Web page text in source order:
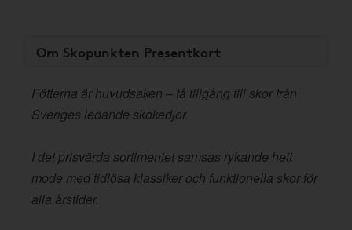
Om Skopunkten Presentkort
Fötterna är huvudsaken – få tillgång till skor från
Sveriges ledande skokedjor.
I det prisvärda sortimentet samsas rykande hett
mode med tidlösa klassiker och funktionella skor för
alla årstider.